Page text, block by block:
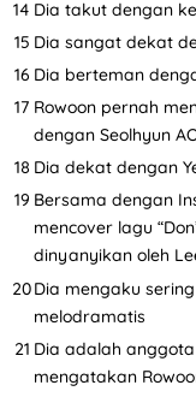
Dia takut dengan
Dia sangat dekat
Dia berteman
Rowoon pernah
dengan Seolhyun
Dia dekat dengan
Bersama dengan
mencover lagu
dinyanyikan oleh
Dia mengaku
melodramatis
Dia adalah
mengatakan